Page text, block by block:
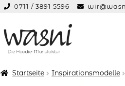
0711 / 3891 5596
Zur
springen
Zum
springen
Startseite Inspirationsmodelle